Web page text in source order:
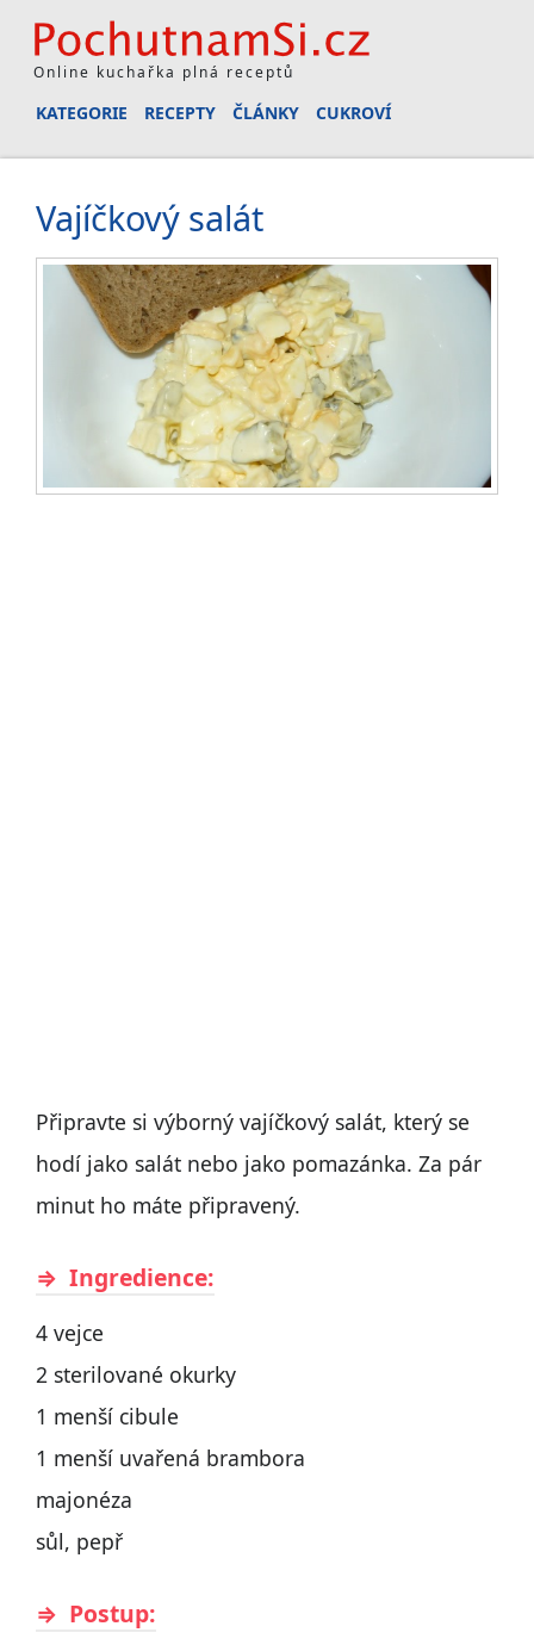
Online kuchařka plná receptů
KATEGORIE RECEPTY ČLÁNKY CUKROVÍ
Vajíčkový salát
Připravte si výborný vajíčkový salát, který se
hodí jako salát nebo jako pomazánka. Za pár
minut ho máte připravený.
Ingredience:
4 vejce
2 sterilované okurky
1 menší cibule
1 menší uvařená brambora
majonéza
sůl, pepř
Postup: